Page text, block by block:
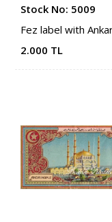
Stock No: 5009
Fez label with
2.000 TL